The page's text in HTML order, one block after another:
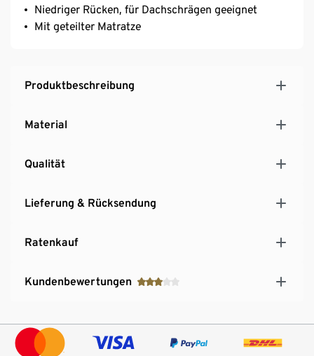
Niedriger Rücken, für Dachschrägen geeignet
Mit geteilter Matratze
Produktbeschreibung
Material
Qualität
Lieferung & Rücksendung
Ratenkauf
Kundenbewertungen